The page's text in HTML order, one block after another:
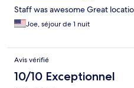
Staff was awesome Great
Joe, séjour de 1 nuit
Avis vérifié
10/10 Exceptionnel